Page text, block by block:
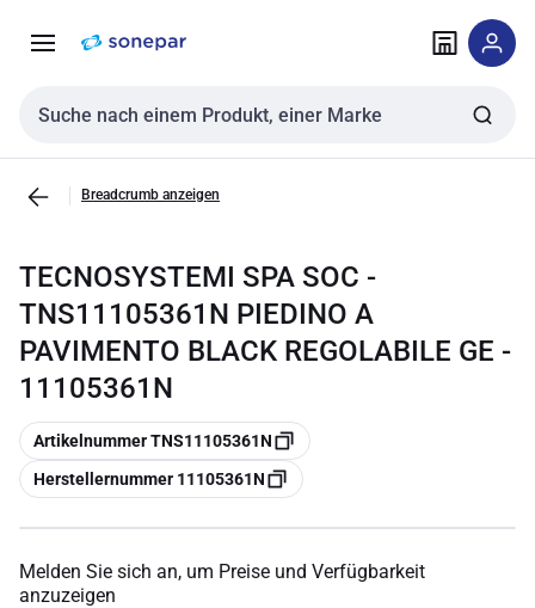
NavigationInhalt
Sucheingabe
Breadcrumb anzeigen
TECNOSYSTEMI SPA SOC -
TNS11105361N PIEDINO A
PAVIMENTO BLACK REGOLABILE GE -
11105361N
Kopieren
Artikelnummer TNS11105361N
Kopieren
Herstellernummer 11105361N
Melden Sie sich an, um Preise und Verfügbarkeit
anzuzeigen